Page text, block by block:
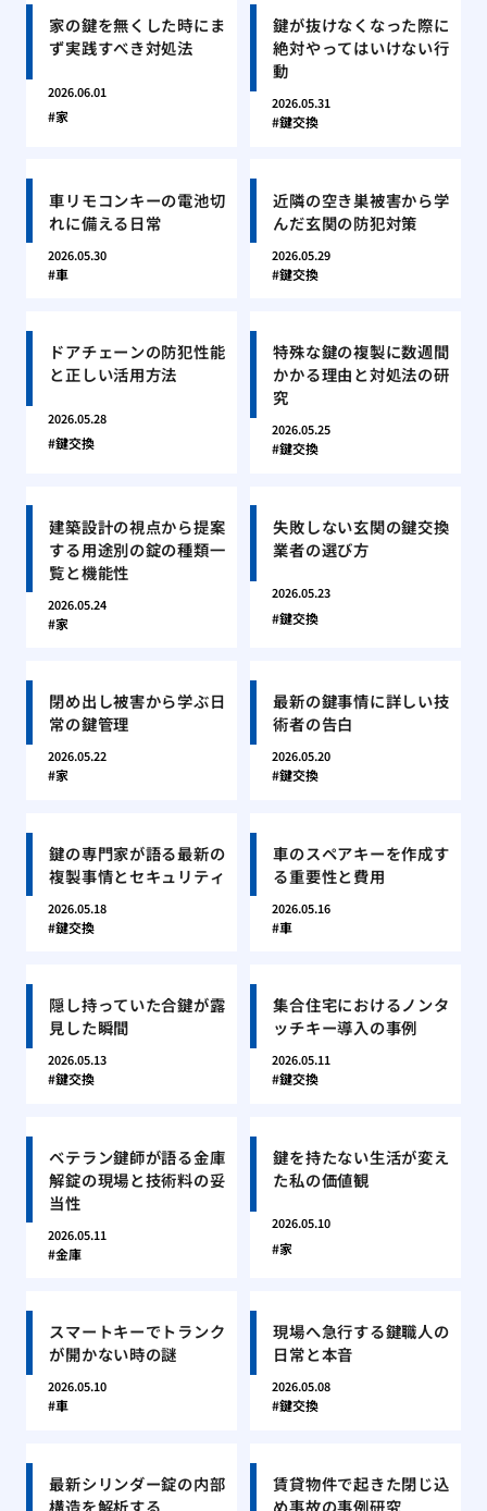
家の鍵を無くした時にま
ず実践すべき対処法
2026.06.01
家
鍵が抜けなくなった際に
絶対やってはいけない行
動
2026.05.31
鍵交換
車リモコンキーの電池切
れに備える日常
2026.05.30
車
近隣の空き巣被害から学
んだ玄関の防犯対策
2026.05.29
鍵交換
ドアチェーンの防犯性能
と正しい活用方法
2026.05.28
鍵交換
特殊な鍵の複製に数週間
かかる理由と対処法の研
究
2026.05.25
鍵交換
建築設計の視点から提案
する用途別の錠の種類一
覧と機能性
2026.05.24
家
失敗しない玄関の鍵交換
業者の選び方
2026.05.23
鍵交換
閉め出し被害から学ぶ日
常の鍵管理
2026.05.22
家
最新の鍵事情に詳しい技
術者の告白
2026.05.20
鍵交換
鍵の専門家が語る最新の
複製事情とセキュリティ
2026.05.18
鍵交換
車のスペアキーを作成す
る重要性と費用
2026.05.16
車
隠し持っていた合鍵が露
見した瞬間
2026.05.13
鍵交換
集合住宅におけるノンタ
ッチキー導入の事例
2026.05.11
鍵交換
ベテラン鍵師が語る金庫
解錠の現場と技術料の妥
当性
2026.05.11
金庫
鍵を持たない生活が変え
た私の価値観
2026.05.10
家
スマートキーでトランク
が開かない時の謎
2026.05.10
車
現場へ急行する鍵職人の
日常と本音
2026.05.08
鍵交換
最新シリンダー錠の内部
構造を解析する
賃貸物件で起きた閉じ込
め事故の事例研究